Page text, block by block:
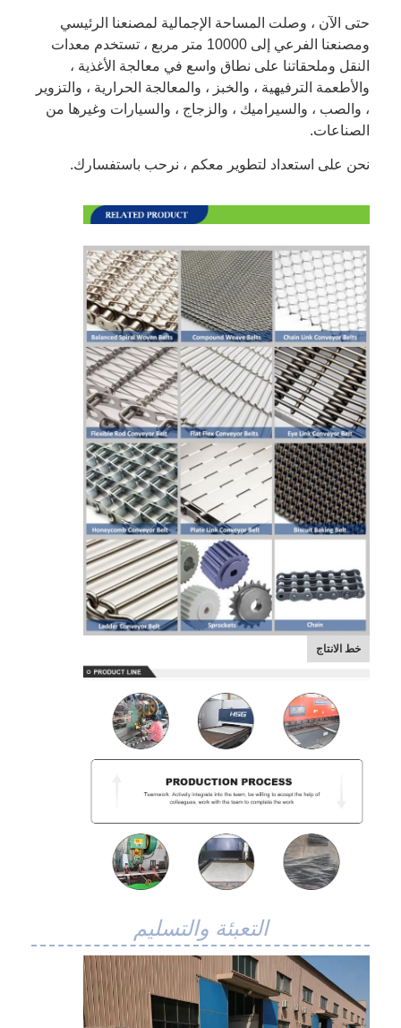
أحجام أسلاك الفولاذ المقاوم للصدأ
قطر السلك
(مم)
التسامح
(مم)
الأعلى.تحمل الانحراف
(مم)
0.020-0.049
+0.002
0.001
0.075-0.089
0.002
+0.003
-0.002
0.110-0.169
0.003
0.170-0.184
0.004
0.185-0.199
0.004
0.200-0.299
0.005
0.300-0.310
0.006
0.320 - 0.499
0.006
يمكننا أيضًا توفير مواصفات أخرى وفقًا لمتطلبات العميل
حتى الآن ، وصلت المساحة الإجمالية لمصنعنا الرئيسي
ومصنعنا الفرعي إلى 10000 متر مربع ، تستخدم معدات
النقل وملحقاتنا على نطاق واسع في معالجة الأغذية ،
والأطعمة الترفيهية ، والخبز ، والمعالجة الحرارية ، والتزوير
، والصب ، والسيراميك ، والزجاج ، والسيارات وغيرها من
الصناعات.
نحن على استعداد لتطوير معكم ، نرحب باستفسارك.
خط الانتاج
التعبئة والتسليم